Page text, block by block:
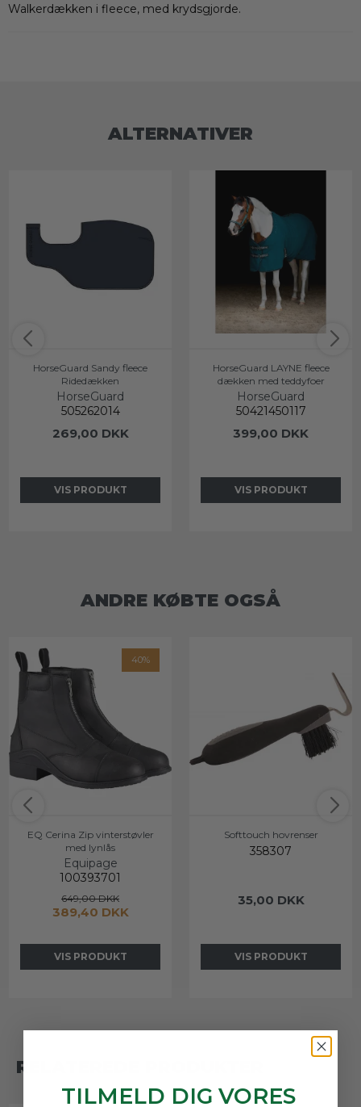
Walkerdækken i fleece, med krydsgjorde.
ALTERNATIVER
HorseGuard Sandy fleece
Ridedækken
HorseGuard
505262014
269,00 DKK
VIS PRODUKT
HorseGuard LAYNE fleece
dækken med teddyfoer
HorseGuard
50421450117
399,00 DKK
VIS PRODUKT
ANDRE KØBTE OGSÅ
40%
EQ Cerina Zip vinterstøvler
med lynlås
Equipage
100393701
649,00 DKK
389,40 DKK
VIS PRODUKT
Softtouch hovrenser
358307
35,00 DKK
VIS PRODUKT
RELATEREDE PRODUKTER
TILMELD DIG VORES